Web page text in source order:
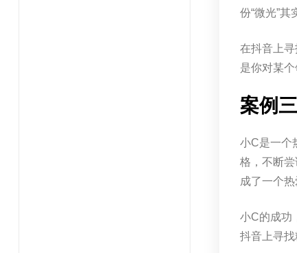
份“微光”其
在抖音上
是你对某
案例
小C是一个
格，不断
成了一个热
小C的成功
抖音上寻找